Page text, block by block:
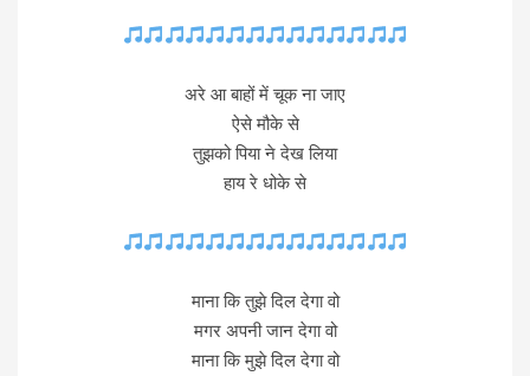
अरे आ बाहों में चूक ना जाए
ऐसे मौके से
तुझको पिया ने देख लिया
हाय रे धोके से
माना कि तुझे दिल देगा वो
मगर अपनी जान देगा वो
माना कि मुझे दिल देगा वो